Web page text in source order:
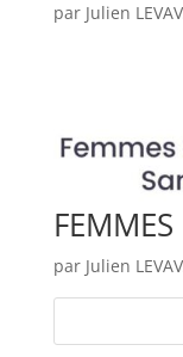
par Julien
par Julien